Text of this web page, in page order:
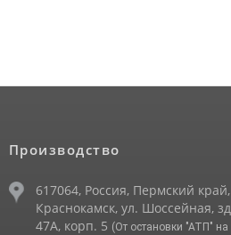
Производство
617064, Россия, Пермский край,
Краснокамск, ул. Шоссейная,
47А, корп. 5 (От остановки "АТП" на